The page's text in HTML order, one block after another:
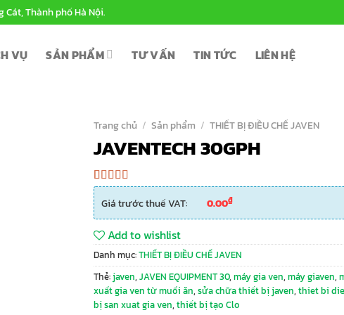
Thành phố Hà Nội.
VỤ SẢN PHẨM TƯ VẤN TIN TỨC LIÊN HỆ
Trang chủ / Sản phẩm / THIẾT BỊ ĐIỀU CHẾ JAVEN
JAVENTECH 30GPH
5.00
dựa trên
1
đánh giá
Giá trước thuế VAT: 0.00₫
Add to wishlist
Danh mục:THIẾT BỊ ĐIỀU CHẾ JAVEN
Thẻ: javen,JAVEN EQUIPMENT 30,máy gia ven,máy giaven,
xuất gia ven từ muối ăn,sửa chữa thiết bị javen,thiet bi
bị san xuat gia ven,thiết bị tạo Clo